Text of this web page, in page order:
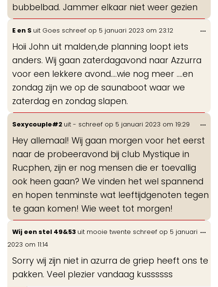
bubbelbad. Jammer elkaar niet weer gezien
E en S uit Goes schreef op 5 januari 2023 om 23:12
Hoii John uit malden,de planning loopt iets
anders. Wij gaan zaterdagavond naar Azzurra
voor een lekkere avond....wie nog meer ....en
zondag zijn we op de saunaboot waar we
zaterdag en zondag slapen.
...
Sexycouple#2 uit - schreef op 5 januari 2023 om 19:29
Hey allemaal! Wij gaan morgen voor het eerst
naar de probeeravond bij club Mystique in
Rucphen, zijn er nog mensen die er toevallig
ook heen gaan? We vinden het wel spannend
en hopen tenminste wat leeftijdgenoten tegen
te gaan komen! Wie weet tot morgen!
...
Wij een stel 49&53 uit mooie twente schreef op 5 januari
2023 om 11:14
Sorry wij zijn niet in azurra de griep heeft ons te
pakken. Veel plezier vandaag kussssss
...